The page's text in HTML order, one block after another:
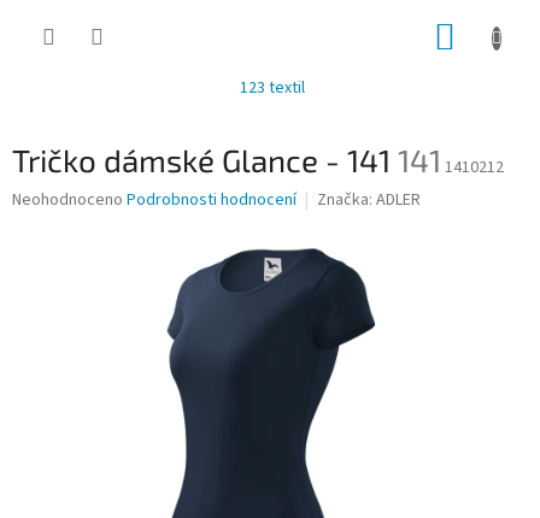
123 textil
Tričko dámské Glance - 141 141 1410212
Průměrné
Neohodnoceno Podrobnosti hodnocení Značka: ADLER